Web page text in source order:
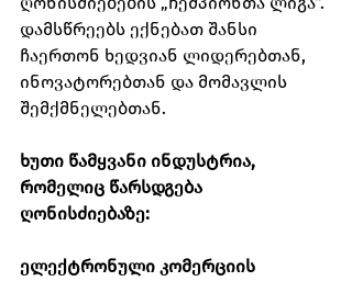
დამსწრეებს ექნებათ შანსი
ჩაერთონ ხედვიან ლიდერებთან,
ინოვატორებთან და მომავლის
შემქმნელებთან.
ხუთი წამყვანი ინდუსტრია,
რომელიც წარსდგება
ღონისძიებაზე:
ელექტრონული კომერციის